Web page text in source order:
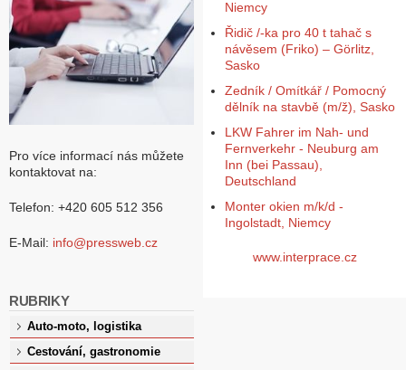
Pro více informací nás můžete
kontaktovat na:
Telefon: +420 605 512 356
E-Mail: info@pressweb.cz
RUBRIKY
Auto-moto, logistika
Cestování, gastronomie
Niemcy
Řidič /-ka pro 40 t tahač s
návěsem (Friko) – Görlitz,
Sasko
Zedník / Omítkář / Pomocný
dělník na stavbě (m/ž), Sasko
LKW Fahrer im Nah- und
Fernverkehr - Neuburg am
Inn (bei Passau),
Deutschland
Monter okien m/k/d -
Ingolstadt, Niemcy
www.interprace.cz